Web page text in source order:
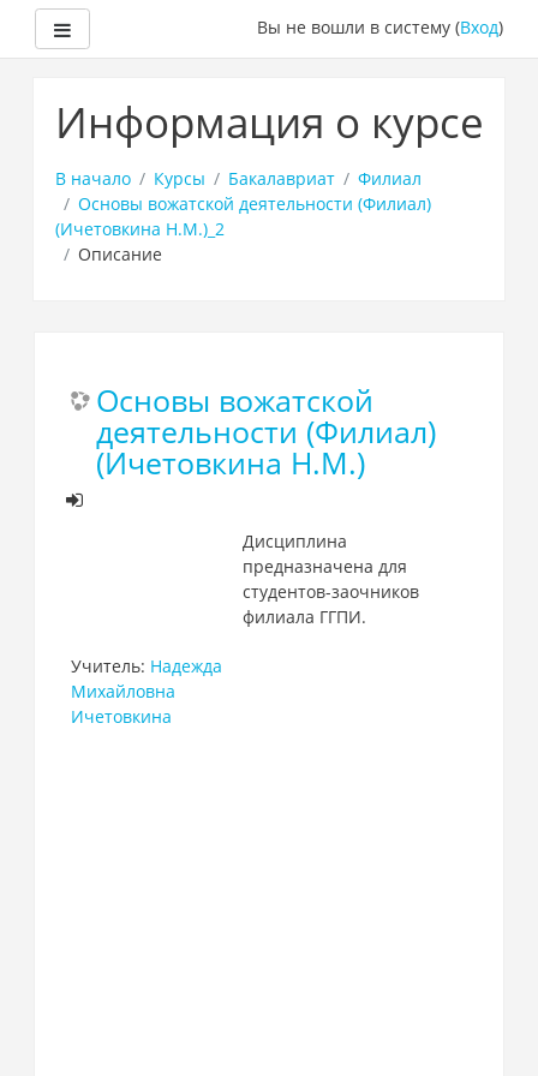
основному
Вы не вошли в систему (Вход)
Информация о курсе
В начало Курсы Бакалавриат
Филиал
Основы вожатской деятельности (Филиал)
(Ичетовкина Н.М.)_2
Описание
Основы вожатской
деятельности (Филиал)
(Ичетовкина Н.М.)
Дисциплина
предназначена для
студентов-заочников
филиала ГГПИ.
Учитель: Надежда
Михайловна
Ичетовкина